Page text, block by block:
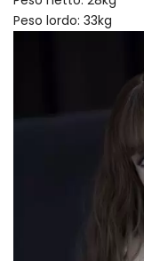
Peso lordo: 33kg